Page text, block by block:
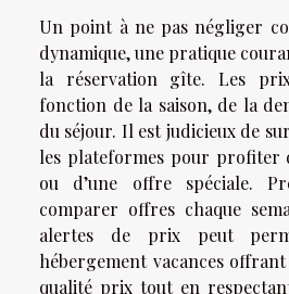
Un point à ne pas négliger
dynamique, une pratique
la réservation gîte. Les
fonction de la saison, de la
du séjour. Il est judicieux de
les plateformes pour profiter
ou d’une offre spéciale.
comparer offres chaque
alertes de prix peut
hébergement vacances
qualité prix tout en